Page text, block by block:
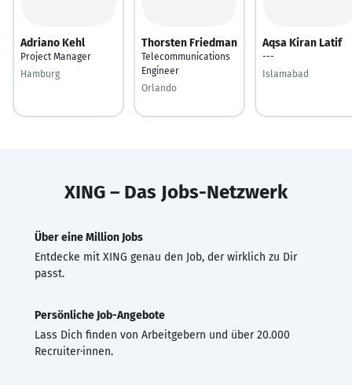
Adriano Kehl
Project Manager
Hamburg
Thorsten Friedman
Telecommunications
Engineer
Orlando
Aqsa Kiran Latif
---
Islamabad
XING – Das Jobs-Netzwerk
Über eine Million Jobs
Entdecke mit XING genau den Job, der wirklich zu Dir
passt.
Persönliche Job-Angebote
Lass Dich finden von Arbeitgebern und über 20.000
Recruiter·innen.